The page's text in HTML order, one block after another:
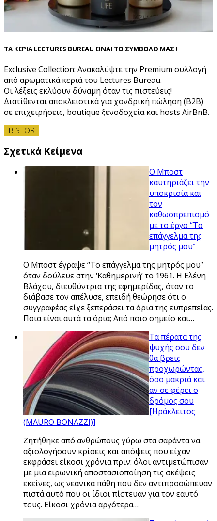
ΤΑ ΚΕΡΙΑ LECTURES BUREAU ΕΙΝΑΙ ΤΟ ΣΥΜΒΟΛΟ ΜΑΣ !
Exclusive Collection: Ανακαλύψτε την Premium συλλογή
από αρωματικά κεριά του Lectures Bureau.
Οι λέξεις εκλύουν δύναμη όταν τις πιστεύεις!
Διατίθενται αποκλειστικά για χονδρική πώληση (B2B)
σε επιχειρήσεις, boutique ξενοδοχεία και hosts AirBnB.
LB STORE
Σχετικά Κείμενα
Ο Μποστ
καυτηριάζει την
υποκρισία και
τον
καθωσπρεπισμό
με το έργο “Το
επάγγελμα της
μητρός μου”
Ο Μποστ έγραψε “Το επάγγελμα της μητρός μου”
όταν δούλευε στην ‘Καθημερινή’ το 1961. Η Ελένη
Βλάχου, διευθύντρια της εφημερίδας, όταν το
διάβασε τον απέλυσε, επειδή θεώρησε ότι ο
συγγραφέας είχε ξεπεράσει τα όρια της ευπρεπείας.
Ποια είναι αυτά τα όρια; Από ποιο σημείο και…
Τα πέρατα της
ψυχής σου δεν
θα βρεις
προχωρώντας,
όσο μακριά και
αν σε φέρει ο
δρόμος σου
[Ηράκλειτος
(MAURO BONAZZI)]
Ζητήθηκε από ανθρώπους γύρω στα σαράντα να
αξιολογήσουν κρίσεις και απόψεις που είχαν
εκφράσει είκοσι χρόνια πριν: όλοι αντιμετώπισαν
με μια ειρωνική αποστασιοποίηση τις σκέψεις
εκείνες, ως νεανικά πάθη που δεν αντιπροσώπευαν
πιστά αυτό που οι ίδιοι πίστευαν για τον εαυτό
τους. Είκοσι χρόνια αργότερα…